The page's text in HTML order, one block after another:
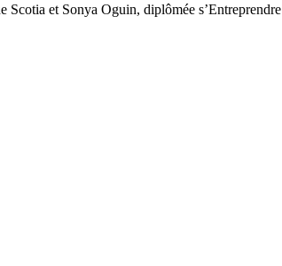
Scotia et Sonya Oguin, diplômée s’Entreprendre​